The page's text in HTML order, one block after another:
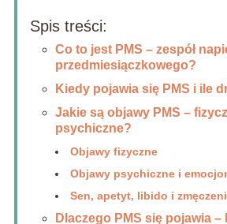
Spis treści:
Co to jest PMS – zespół
przedmiesiączkowego?
Kiedy pojawia się PMS i ile
Jakie są objawy PMS –
psychiczne?
Objawy fizyczne
Objawy psychiczne i
Sen, apetyt, libido i
Dlaczego PMS się pojawia –